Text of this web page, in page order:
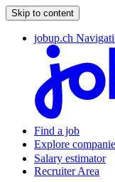
Skip to content
jobup.ch
Find a job
Explore
Salary estimator
Recruiter Area